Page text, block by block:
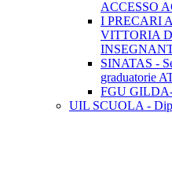
ACCESSO
I PRECARI
VITTORIA
SINATAS -
graduatorie
FGU
UIL SCUOLA -